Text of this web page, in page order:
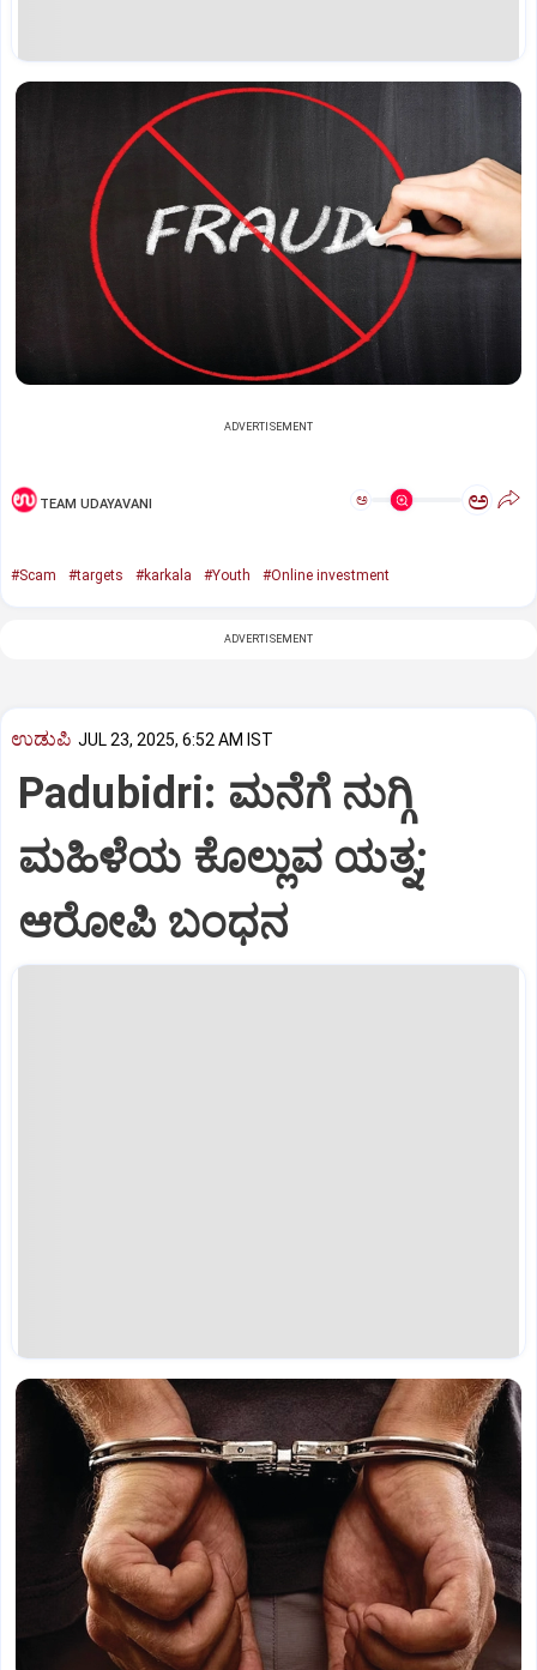
ADVERTISEMENT
TEAM UDAYAVANI ಅ ಅ
#Scam #targets #karkala #Youth #Online investment
ADVERTISEMENT
ಉಡುಪಿ JUL 23, 2025, 6:52 AM IST
Padubidri: ಮನೆಗೆ ನುಗ್ಗಿ
ಮಹಿಳೆಯ ಕೊಲ್ಲುವ ಯತ್ನ;
ಆರೋಪಿ ಬಂಧನ